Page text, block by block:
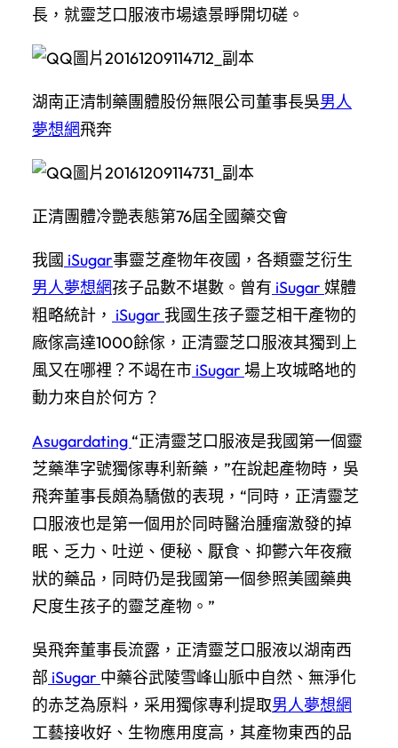
長，就靈芝口服液市場遠景睜開切磋。
湖南正清制藥團體股份無限公司董事長吳男人
夢想網飛奔
正清團體冷艷表態第76屆全國藥交會
我國 iSugar事靈芝產物年夜國，各類靈芝衍生
男人夢想網孩子品數不堪數。曾有 iSugar 媒體
粗略統計， iSugar 我國生孩子靈芝相干產物的
廠傢高達1000餘傢，正清靈芝口服液其獨到上
風又在哪裡？不竭在市 iSugar 場上攻城略地的
動力來自於何方？
Asugardating “正清靈芝口服液是我國第一個靈
芝藥準字號獨傢專利新藥，”在說起產物時，吳
飛奔董事長頗為驕傲的表現，“同時，正清靈芝
口服液也是第一個用於同時醫治腫瘤激發的掉
眠、乏力、吐逆、便秘、厭食、抑鬱六年夜癥
狀的藥品，同時仍是我國第一個參照美國藥典
尺度生孩子的靈芝產物。”
吳飛奔董事長流露，正清靈芝口服液以湖南西
部 iSugar 中藥谷武陵雪峰山脈中自然、無淨化
的赤芝為原料，采用獨傢專利提取男人夢想網
工藝接收好、生物應用度高，其產物東西的品